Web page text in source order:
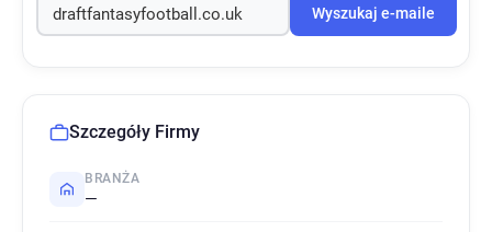
Wyszukaj e-maile
Szczegóły Firmy
BRANŻA
—